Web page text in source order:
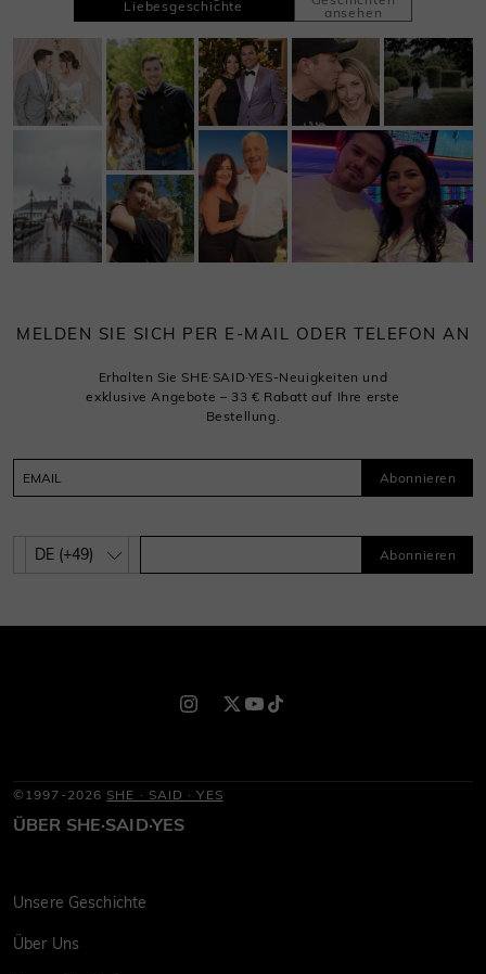
Liebesgeschichte
ansehen
MELDEN SIE SICH PER E-MAIL ODER TELEFON AN
Erhalten Sie SHE·SAID·YES-Neuigkeiten und
exklusive Angebote – 33 € Rabatt auf Ihre erste
Bestellung.
Abonnieren
Abonnieren
©1997-2026 SHE · SAID · YES
ÜBER SHE·SAID·YES
Unsere Geschichte
Über Uns